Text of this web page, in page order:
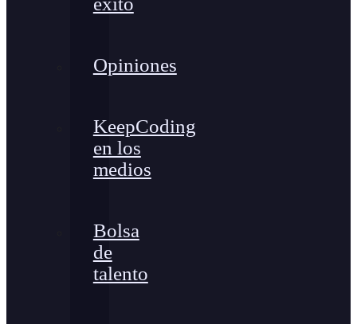
Opiniones
KeepCoding
en los
medios
Bolsa
de
talento